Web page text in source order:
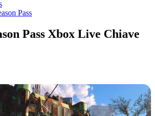
Pass
Pass Xbox Live Chiave